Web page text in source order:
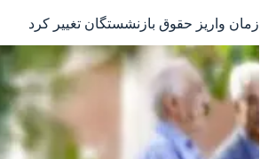
زمان واریز حقوق بازنشستگان تغییر کرد